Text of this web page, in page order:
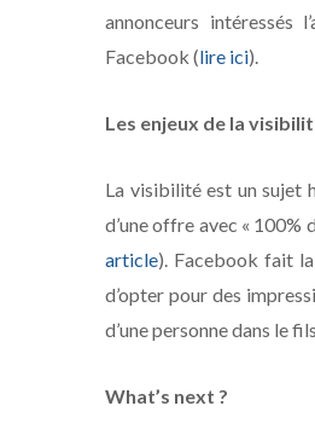
annonceurs intéressés
Facebook (lire ici).
Les enjeux de la
La visibilité est un sujet
d’une offre avec «
article). Facebook fait
d’opter pour des
d’une personne dans le
What’s next ?